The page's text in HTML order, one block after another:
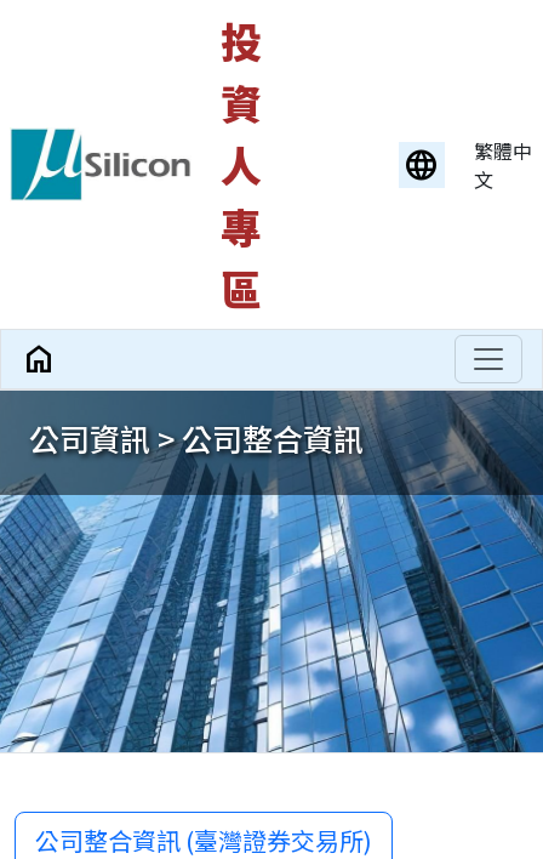
投
資
人
專
區
language
繁體中
文
home
公司資訊 > 公司整合資訊
公司整合資訊 (臺灣證券交易所)